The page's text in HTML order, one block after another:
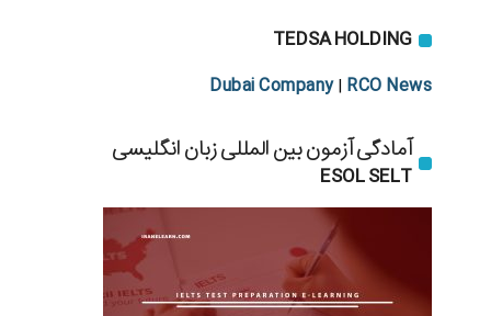
TEDSA HOLDING
Dubai Company| RCO News
آمادگی آزمون بین المللی زبان انگلیسی
ESOL SELT